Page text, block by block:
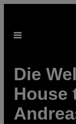
content
Open
Die
House